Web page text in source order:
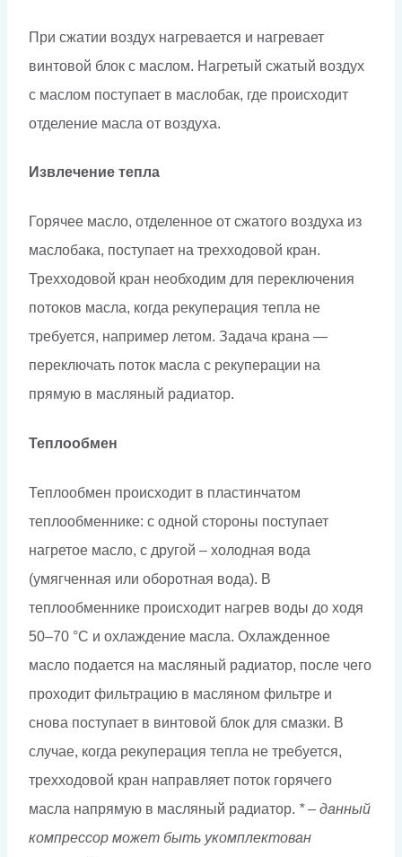
При сжатии воздух нагревается и нагревает
винтовой блок с маслом. Нагретый сжатый воздух
с маслом поступает в маслобак, где происходит
отделение масла от воздуха.
Извлечение тепла
Горячее масло, отделенное от сжатого воздуха из
маслобака, поступает на трехходовой кран.
Трехходовой кран необходим для переключения
потоков масла, когда рекуперация тепла не
требуется, например летом. Задача крана —
переключать поток масла с рекуперации на
прямую в масляный радиатор.
Теплообмен
Теплообмен происходит в пластинчатом
теплообменнике: с одной стороны поступает
нагретое масло, с другой – холодная вода
(умягченная или оборотная вода). В
теплообменнике происходит нагрев воды до ходя
50–70 °С и охлаждение масла. Охлажденное
масло подается на масляный радиатор, после чего
проходит фильтрацию в масляном фильтре и
снова поступает в винтовой блок для смазки. В
случае, когда рекуперация тепла не требуется,
трехходовой кран направляет поток горячего
масла напрямую в масляный радиатор. * – данный
компрессор может быть укомплектован